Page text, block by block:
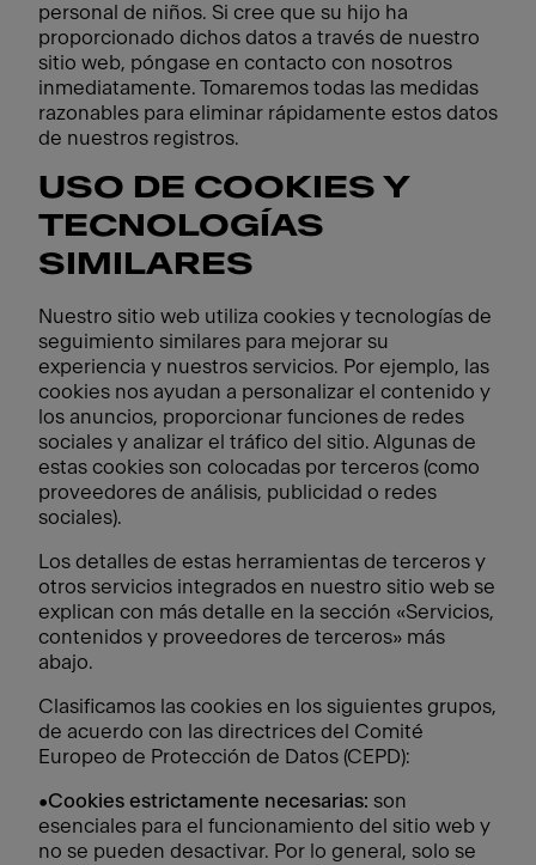
personal de niños. Si cree que su hijo ha
proporcionado dichos datos a través de nuestro
sitio web, póngase en contacto con nosotros
inmediatamente. Tomaremos todas las medidas
razonables para eliminar rápidamente estos datos
de nuestros registros.
USO DE COOKIES Y
TECNOLOGÍAS
SIMILARES
Nuestro sitio web utiliza cookies y tecnologías de
seguimiento similares para mejorar su
experiencia y nuestros servicios. Por ejemplo, las
cookies nos ayudan a personalizar el contenido y
los anuncios, proporcionar funciones de redes
sociales y analizar el tráfico del sitio. Algunas de
estas cookies son colocadas por terceros (como
proveedores de análisis, publicidad o redes
sociales).
Los detalles de estas herramientas de terceros y
otros servicios integrados en nuestro sitio web se
explican con más detalle en la sección «Servicios,
contenidos y proveedores de terceros» más
abajo.
Clasificamos las cookies en los siguientes grupos,
de acuerdo con las directrices del Comité
Europeo de Protección de Datos (CEPD):
•Cookies estrictamente necesarias: son
esenciales para el funcionamiento del sitio web y
no se pueden desactivar. Por lo general, solo se